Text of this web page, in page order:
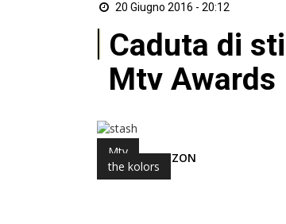
20 Giugno 2016 - 20:12
Caduta di
Mtv Awards
Mtv
the kolors
di Redazione ZON